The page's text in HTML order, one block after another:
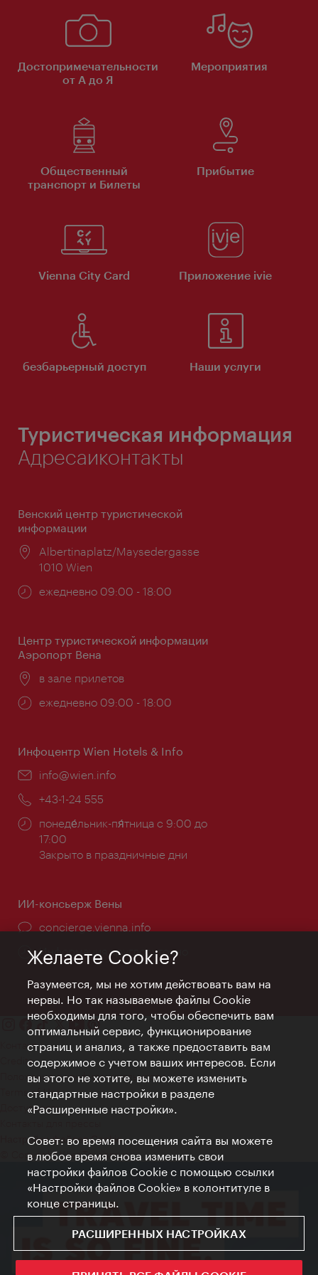
Достопримечательности
от А до Я
Мероприятия
Общественный
транспорт и Билеты
Прибытие
Vienna City Card Приложение ivie
безбарьерный доступ Наши услуги
Туристическая информация
Адресаиконтакты
Венский центр туристической
информации
Расположение:
Albertinaplatz/Maysedergasse
1010 Wien
Часы
ежедневно 09:00 - 18:00
Центр туристической информации
Аэропорт Вена
Расположение:
в зале прилетов
Часы
ежедневно 09:00 - 18:00
Инфоцентр Wien Hotels & Info
Эл.
info@wien.info
Телефон:
+43-1-24 555
Часы
работы:
понеде́льник-пя́тница с 9:00 до
17:00
Закрыто в праздничные дни
ИИ-консьерж Вены
concierge.vienna.info
Информация круглосуточно
Контакт
Credits
Положение о конфиденциальности
Terms of Use
Доступность
Настройки файлов Cookie
© Copyright WienTourismus
Желаете Cookie?
Разумеется, мы не хотим действовать вам на
нервы. Но так называемые файлы Cookie
необходимы для того, чтобы обеспечить вам
оптимальный сервис, функционирование
страниц и анализ, а также предоставить вам
содержимое с учетом ваших интересов. Если
вы этого не хотите, вы можете изменить
стандартные настройки в разделе
«Расширенные настройки».
Совет: во время посещения сайта вы можете
в любое время снова изменить свои
настройки файлов Cookie с помощью ссылки
«Настройки файлов Cookie» в колонтитуле в
конце страницы.
РАСШИРЕННЫХ НАСТРОЙКАХ